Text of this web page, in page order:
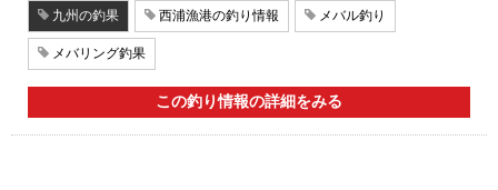
九州の釣果 西浦漁港の釣り情報 メバル釣り
メバリング釣果
この釣り情報の詳細をみる